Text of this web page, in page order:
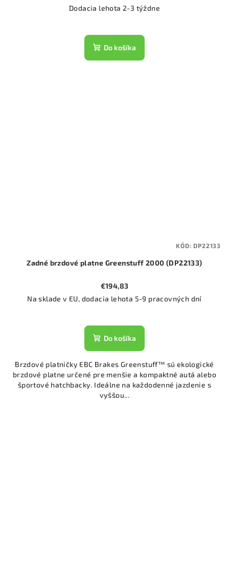
Dodacia lehota 2-3 týždne
Do košíka
Zadné brzdové platne Greenstuff 2000 (DP22133)
€194,83
Na sklade v EU, dodacia lehota 5-9 pracovných dní
Do košíka
Brzdové platničky EBC Brakes Greenstuff™ sú ekologické
brzdové platne určené pre menšie a kompaktné autá alebo
športové hatchbacky. Ideálne na každodenné jazdenie s
vyššou...
KÓD:DP22133